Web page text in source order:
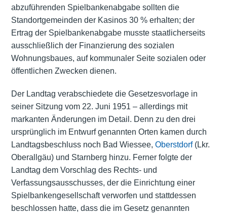
abzuführenden Spielbankenabgabe sollten die
Standortgemeinden der Kasinos 30 % erhalten; der
Ertrag der Spielbankenabgabe musste staatlicherseits
ausschließlich der Finanzierung des sozialen
Wohnungsbaues, auf kommunaler Seite sozialen oder
öffentlichen Zwecken dienen.
Der Landtag verabschiedete die Gesetzesvorlage in
seiner Sitzung vom 22. Juni 1951 – allerdings mit
markanten Änderungen im Detail. Denn zu den drei
ursprünglich im Entwurf genannten Orten kamen durch
Landtagsbeschluss noch Bad Wiessee, Oberstdorf(Lkr.
Oberallgäu) und Starnberg hinzu. Ferner folgte der
Landtag dem Vorschlag des Rechts- und
Verfassungsausschusses, der die Einrichtung einer
Spielbankengesellschaft verworfen und stattdessen
beschlossen hatte, dass die im Gesetz genannten